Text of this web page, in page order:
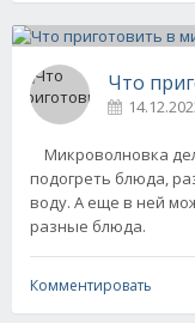
Что
Микроволновка
подогреть блюда,
воду. А еще в ней
разные блюда.
Комментировать